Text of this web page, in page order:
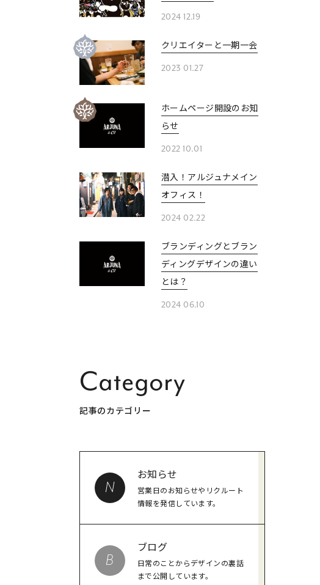
2024 12.19
クリエイターと一期一会
2023 01.27
ホームページ開設のお知
らせ
2022 10.01
潜入！アルジュナメイン
オフィス！
2024 02.22
ブランディングとブラン
ディングデザインの違い
とは？
2024 06.10
Category
記事のカテゴリー
N
お知らせ
営業日のお知らせやリクルート
情報を発信しています。
B
ブログ
日常のことからデザインの裏話
まで公開しています。